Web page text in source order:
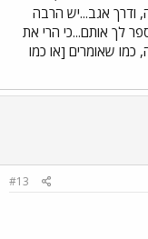
ודרך אגב...יש הרבה
לך אותם...כי הרי את
כמו שאומרים [או כמו
#13